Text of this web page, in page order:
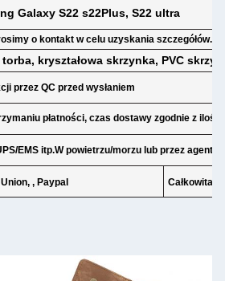
Galaxy S22 s22Plus, S22 ultra
o kontakt w celu uzyskania szczegółów.
kryształowa skrzynka, PVC
przez QC przed wysłaniem
płatności, czas dostawy zgodnie z
EMS itp.W powietrzu/morzu lub przez agenta
, Paypal Całkowita